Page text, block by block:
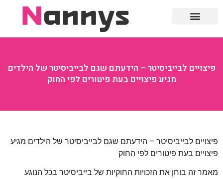
פיצויים לבייביסיטר – הידעתם שגם לבייביסיטר של הילדים
מגיע פיצויים בעת פיטורים לפי החוק
פיצויים לבייביסיטר – הידעתם שגם לבייביסיטר של הילדים מגיע
פיצויים בעת פיטורים לפי החוק
מאמר זה בוחן את הזכויות החוקיות של בייביסיטר בכל הנוגע